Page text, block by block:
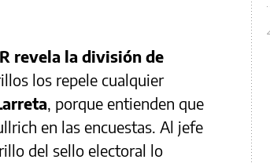
revela la división de
los repele cualquier
, porque entienden que
en las encuestas. Al jefe
del sello electoral lo